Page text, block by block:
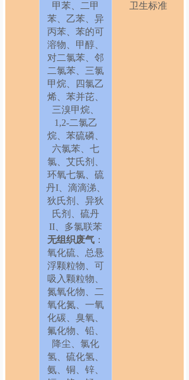
甲苯、二甲
苯、乙苯、异
丙苯、苯的可
溶物、甲醇、
对二氯苯、邻
二氯苯、三氯
甲烷、四氯乙
烯、苯并芘、
三溴甲烷、
1,2-二氯乙
烷、苯硫磷、
六氯苯、七
氯、艾氏剂、
环氧七氯、硫
丹I、滴滴涕、
狄氏剂、异狄
氏剂、硫丹
II、多氯联苯
无组织废气 ：
氧化硫、总悬
浮颗粒物、可
吸入颗粒物、
氮氧化物、二
氧化氮、一氧
化碳、臭氧、
氟化物、铅、
降尘、氯化
氢、硫化氢、
氨、铜、锌、
卫生标准